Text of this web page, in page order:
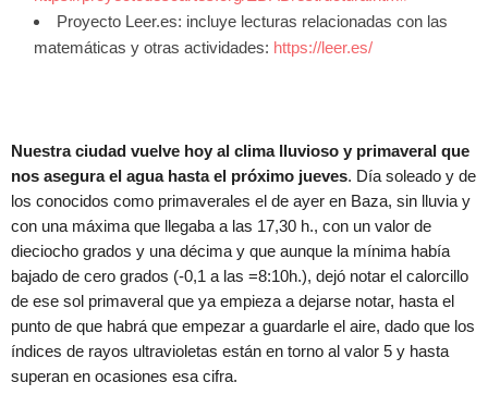
Proyecto Leer.es: incluye lecturas relacionadas con las
matemáticas y otras actividades: https://leer.es/
Nuestra ciudad vuelve hoy al clima lluvioso y primaveral que
nos asegura el agua hasta el próximo jueves. Día soleado y de
los conocidos como primaverales el de ayer en Baza, sin lluvia y
con una máxima que llegaba a las 17,30 h., con un valor de
dieciocho grados y una décima y que aunque la mínima había
bajado de cero grados (-0,1 a las =8:10h.), dejó notar el calorcillo
de ese sol primaveral que ya empieza a dejarse notar, hasta el
punto de que habrá que empezar a guardarle el aire, dado que los
índices de rayos ultravioletas están en torno al valor 5 y hasta
superan en ocasiones esa cifra.